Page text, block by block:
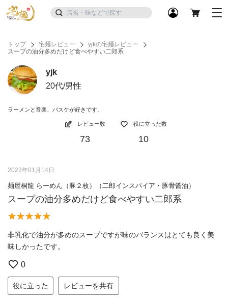
トップ 宅麺レビュー
yjkの宅麺レビュー
スープの油分多めだけど食べやすい二郎系
yjk
20代/男性
ラーメンと音楽、バスケが好きです。
レビュー数
73
役に立った数
10
2023年01月14日
麺屋桐龍 らーめん（豚２枚）（二郎インスパイア・豚骨醤油）
スープの油分多めだけど食べやすい二郎系
非乳化で油分が多めのスープですが味のバランスはとても良く美
味しかったです。
0
役に立った レビューを共有